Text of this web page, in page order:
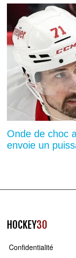
Onde de choc
envoie un
HOCKEY30
Confidentialité